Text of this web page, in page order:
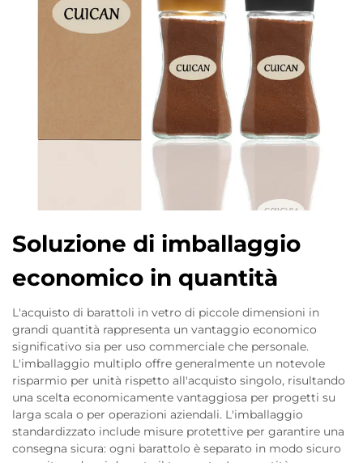
Soluzione di imballaggio
economico in quantità
L'acquisto di barattoli in vetro di piccole dimensioni in
grandi quantità rappresenta un vantaggio economico
significativo sia per uso commerciale che personale.
L'imballaggio multiplo offre generalmente un notevole
risparmio per unità rispetto all'acquisto singolo, risultando
una scelta economicamente vantaggiosa per progetti su
larga scala o per operazioni aziendali. L'imballaggio
standardizzato include misure protettive per garantire una
consegna sicura: ogni barattolo è separato in modo sicuro